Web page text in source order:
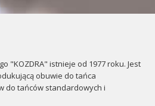
"KOZDRA" istnieje od 1977 roku. Jest
obuwie do tańca
do tańców standardowych i